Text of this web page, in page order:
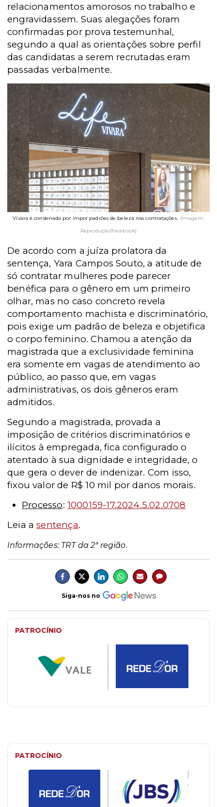
relacionamentos amorosos no trabalho e
engravidassem. Suas alegações foram
confirmadas por prova testemunhal,
segundo a qual as orientações sobre perfil
das candidatas a serem recrutadas eram
passadas verbalmente.
Vivara é condenada por impor padrões de beleza nas contratações.
(Imagem:
Reprodução/Facebook)
De acordo com a juíza prolatora da
sentença, Yara Campos Souto, a atitude de
só contratar mulheres pode parecer
benéfica para o gênero em um primeiro
olhar, mas no caso concreto revela
comportamento machista e discriminatório,
pois exige um padrão de beleza e objetifica
o corpo feminino. Chamou a atenção da
magistrada que a exclusividade feminina
era somente em vagas de atendimento ao
público, ao passo que, em vagas
administrativas, os dois gêneros eram
admitidos.
Segundo a magistrada, provada a
imposição de critérios discriminatórios e
ilícitos à empregada, fica configurado o
atentado à sua dignidade e integridade, o
que gera o dever de indenizar. Com isso,
fixou valor de R$ 10 mil por danos morais.
Processo: 1000159-17.2024.5.02.0708
Leia asentença.
Informações: TRT da 2ª região.
Siga-nos no
PATROCÍNIO
PATROCÍNIO